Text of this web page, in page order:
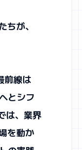
が、
前線は
とシフ
は、業界
を動か